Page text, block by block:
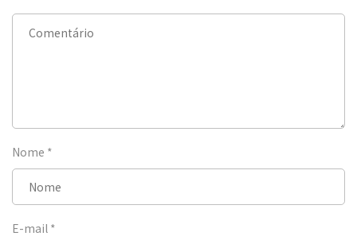
Nome *
E-mail *